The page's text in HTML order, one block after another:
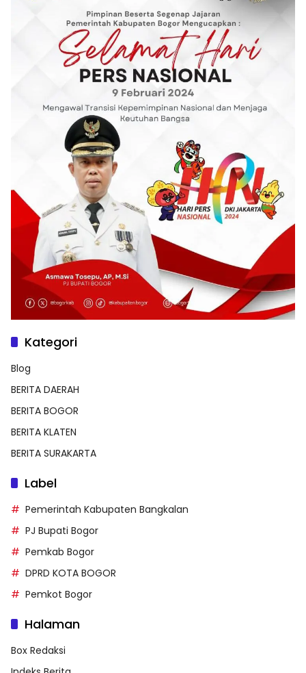
Kategori
Blog
BERITA DAERAH
BERITA BOGOR
BERITA KLATEN
BERITA SURAKARTA
Label
Pemerintah Kabupaten Bangkalan
PJ Bupati Bogor
Pemkab Bogor
DPRD KOTA BOGOR
Pemkot Bogor
Halaman
Box Redaksi